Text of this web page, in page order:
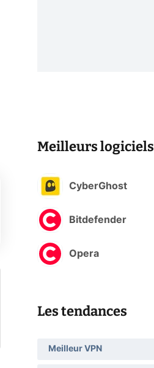
Meilleurs logiciels
CyberGhost
Bitdefender
Opera
Les tendances
Meilleur VPN